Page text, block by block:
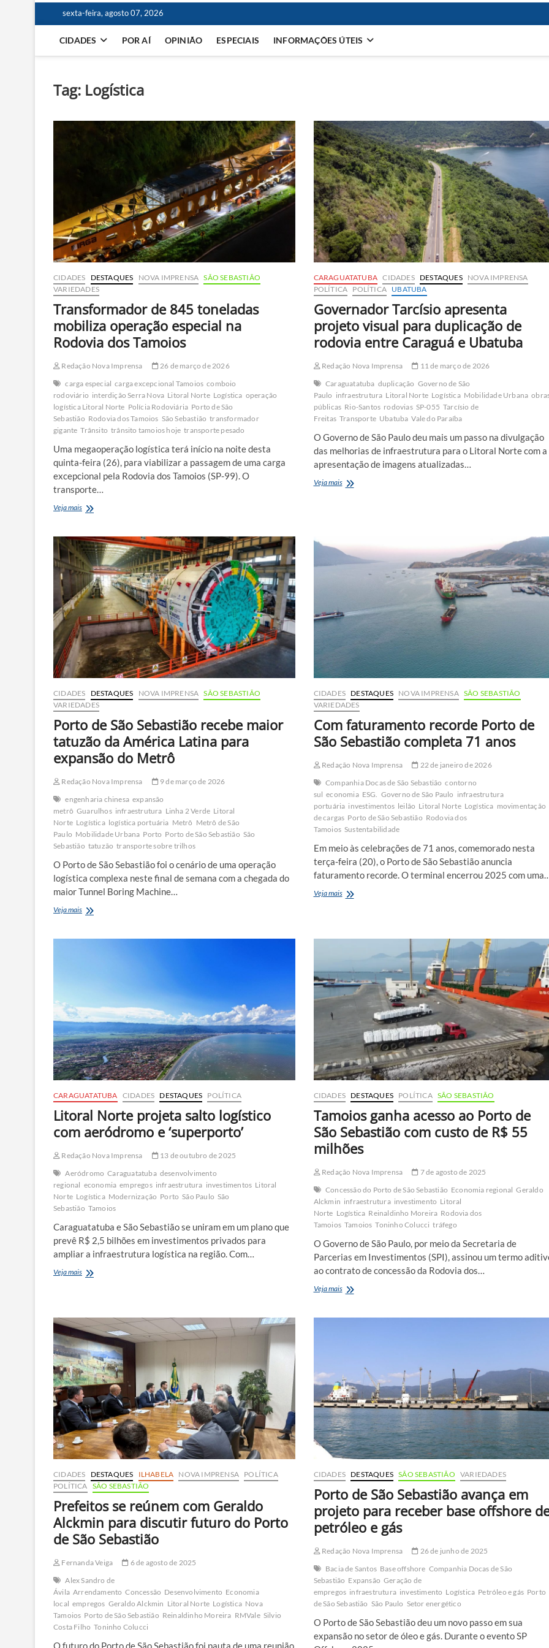
sexta-feira, agosto 07, 2026
CIDADES POR AÍ OPINIÃO ESPECIAIS INFORMAÇÕES ÚTEIS
Tag: Logística
CIDADES DESTAQUES NOVA IMPRENSA SÃO SEBASTIÃO
VARIEDADES
Transformador de 845 toneladas
mobiliza operação especial na
Rodovia dos Tamoios
Redação Nova Imprensa
26 de março de 2026
carga especial carga excepcional Tamoios comboio
rodoviário interdição Serra Nova Litoral Norte Logística operação
logística Litoral Norte Polícia Rodoviária Porto de São
Sebastião Rodovia dos Tamoios São Sebastião transformador
gigante Trânsito trânsito tamoios hoje transporte pesado
Uma megaoperação logística terá início na noite desta
quinta-feira (26), para viabilizar a passagem de uma carga
excepcional pela Rodovia dos Tamoios (SP-99). O
transporte…
Veja maisTransformador
toneladas
mobiliza
operação
especial
na
Rodovia
Tamoios
CARAGUATATUBA CIDADES DESTAQUES
NOVA IMPRENSA
POLÍTICA POLÍTICA UBATUBA
Governador Tarcísio apresenta
projeto visual para duplicação de
rodovia entre Caraguá e Ubatuba
Redação Nova Imprensa
11 de março de 2026
Caraguatatuba duplicação Governo de São
Paulo infraestrutura Litoral Norte Logística Mobilidade Urbana
públicas Rio-Santos rodovias SP-055 Tarcísio de
Freitas Transporte Ubatuba Vale do Paraíba
O Governo de São Paulo deu mais um passo na divulgação
das melhorias de infraestrutura para o Litoral Norte com a
apresentação de imagens atualizadas…
Veja maisGovernador
duplicação
Ubatuba
CIDADES DESTAQUES NOVA IMPRENSA SÃO SEBASTIÃO
VARIEDADES
Porto de São Sebastião recebe maior
tatuzão da América Latina para
expansão do Metrô
Redação Nova Imprensa
9 de março de 2026
engenharia chinesa expansão
metrô Guarulhos infraestrutura Linha 2 Verde Litoral
Norte Logística logística portuária Metrô Metrô de São
Paulo Mobilidade Urbana Porto Porto de São Sebastião São
Sebastião tatuzão transporte sobre trilhos
O Porto de São Sebastião foi o cenário de uma operação
logística complexa neste final de semana com a chegada do
maior Tunnel Boring Machine…
Veja maisPorto
Latina
para
expansão
do
Metrô
CIDADES DESTAQUES NOVA IMPRENSA SÃO SEBASTIÃO
VARIEDADES
Com faturamento recorde Porto de
São Sebastião completa 71 anos
Redação Nova Imprensa
22 de janeiro de 2026
Companhia Docas de São Sebastião contorno
sul economia ESG. Governo de São Paulo infraestrutura
portuária investimentos leilão Litoral Norte Logística movimentação
de cargas Porto de São Sebastião Rodovia dos
Tamoios Sustentabilidade
Em meio às celebrações de 71 anos, comemorado nesta
terça-feira (20), o Porto de São Sebastião anuncia
faturamento recorde. O terminal encerrou 2025 com
Veja maisCom
completa
71
anos
CARAGUATATUBA CIDADES DESTAQUES POLÍTICA
Litoral Norte projeta salto logístico
com aeródromo e ‘superporto’
Redação Nova Imprensa
13 de outubro de 2025
Aeródromo Caraguatatuba desenvolvimento
regional economia empregos infraestrutura investimentos Litoral
Norte Logística Modernização Porto São Paulo São
Sebastião Tamoios
Caraguatatuba e São Sebastião se uniram em um plano que
prevê R$ 2,5 bilhões em investimentos privados para
ampliar a infraestrutura logística na região. Com…
Veja maisLitoral
com
aeródromo
e
‘superporto’
CIDADES DESTAQUES POLÍTICA SÃO SEBASTIÃO
Tamoios ganha acesso ao Porto de
São Sebastião com custo de R$ 55
milhões
Redação Nova Imprensa
7 de agosto de 2025
Concessão do Porto de São Sebastião Economia regional Geraldo
Alckmin infraestrutura investimento Litoral
Norte Logística Reinaldinho Moreira Rodovia dos
Tamoios Tamoios Toninho Colucci tráfego
O Governo de São Paulo, por meio da Secretaria de
Parcerias em Investimentos (SPI), assinou um termo
ao contrato de concessão da Rodovia dos…
Veja maisTamoios
com
custo
de
R$
55
milhões
CIDADES DESTAQUES ILHABELA NOVA IMPRENSA POLÍTICA
POLÍTICA SÃO SEBASTIÃO
Prefeitos se reúnem com Geraldo
Alckmin para discutir futuro do Porto
de São Sebastião
Fernanda Veiga
6 de agosto de 2025
Alex Sandro de
Ávila Arrendamento Concessão Desenvolvimento Economia
local empregos Geraldo Alckmin Litoral Norte Logística Nova
Tamoios Porto de São Sebastião Reinaldinho Moreira RMVale Silvio
Costa Filho Toninho Colucci
O futuro do Porto de São Sebastião foi pauta de uma reunião
CIDADES DESTAQUES SÃO SEBASTIÃO VARIEDADES
Porto de São Sebastião avança em
projeto para receber base offshore
petróleo e gás
Redação Nova Imprensa
26 de junho de 2025
Bacia de Santos Base offshore Companhia Docas de São
Sebastião Expansão Geração de
empregos infraestrutura investimento Logística Petróleo e gás Porto
de São Sebastião São Paulo Setor energético
O Porto de São Sebastião deu um novo passo em sua
expansão no setor de óleo e gás. Durante o evento SP